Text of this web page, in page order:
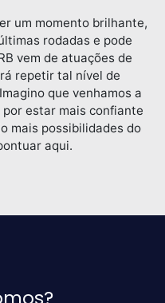
um momento brilhante,
rodadas e pode
vem de atuações de
repetir tal nível de
que venhamos a
estar mais confiante
mais possibilidades do
aqui.